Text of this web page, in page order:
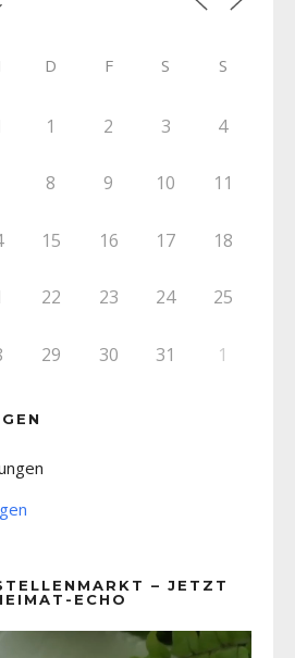
D F S S
1 2 3 4
8 9 10 11
15 16 17 18
22 23 24 25
29 30 31 1
– JETZT
ECHO